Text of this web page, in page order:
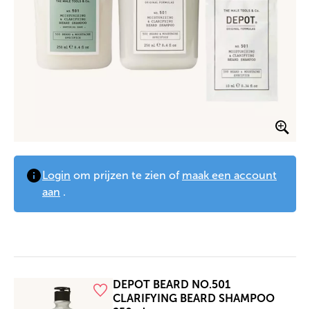
Login om prijzen te zien of maak een account
aan .
DEPOT BEARD NO.501
CLARIFYING BEARD SHAMPOO